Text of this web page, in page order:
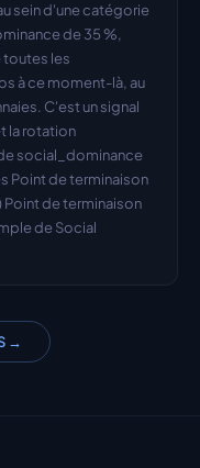
sein d'une catégorie
de 35 %,
toutes les
à ce moment-là, au
C'est un signal
la rotation
social_dominance
Point de terminaison
de terminaison
de Social
→